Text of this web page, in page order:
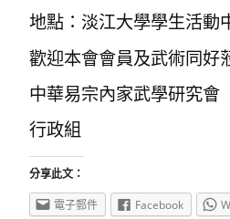
地點：淡江大學學生活動
歡迎本會會員及武術同好
中華易宗內家武學研究會
行政組
分享此文：
電子郵件 Facebook